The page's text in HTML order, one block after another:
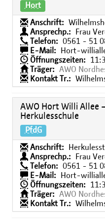
Hort
Anschrift:
Ansprechp.:
Frau
Telefon:
0561 - 51
E-Mail:
Hort-
Öffnungszeiten:
Träger:
AWO
Kontakt Tr.:
AWO Hort Willi Allee
Herkulesschule
PfdG
Anschrift:
Ansprechp.:
Frau
Telefon:
0561 - 51
E-Mail:
Hort-
Öffnungszeiten:
Träger:
AWO
Kontakt Tr.: